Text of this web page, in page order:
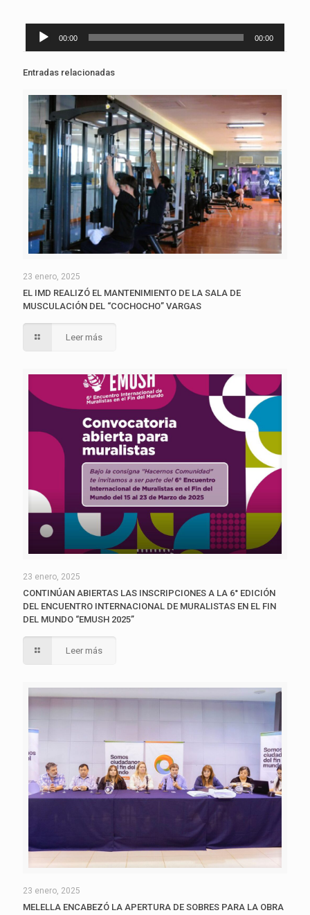
Reproductor
00:00 00:00
Entradas relacionadas
23 enero, 2025
EL IMD REALIZÓ EL MANTENIMIENTO DE LA SALA DE
MUSCULACIÓN DEL “COCHOCHO” VARGAS
Leer más
23 enero, 2025
CONTINÚAN ABIERTAS LAS INSCRIPCIONES A LA 6° EDICIÓN
DEL ENCUENTRO INTERNACIONAL DE MURALISTAS EN EL FIN
DEL MUNDO “EMUSH 2025”
Leer más
23 enero, 2025
MELELLA ENCABEZÓ LA APERTURA DE SOBRES PARA LA OBRA